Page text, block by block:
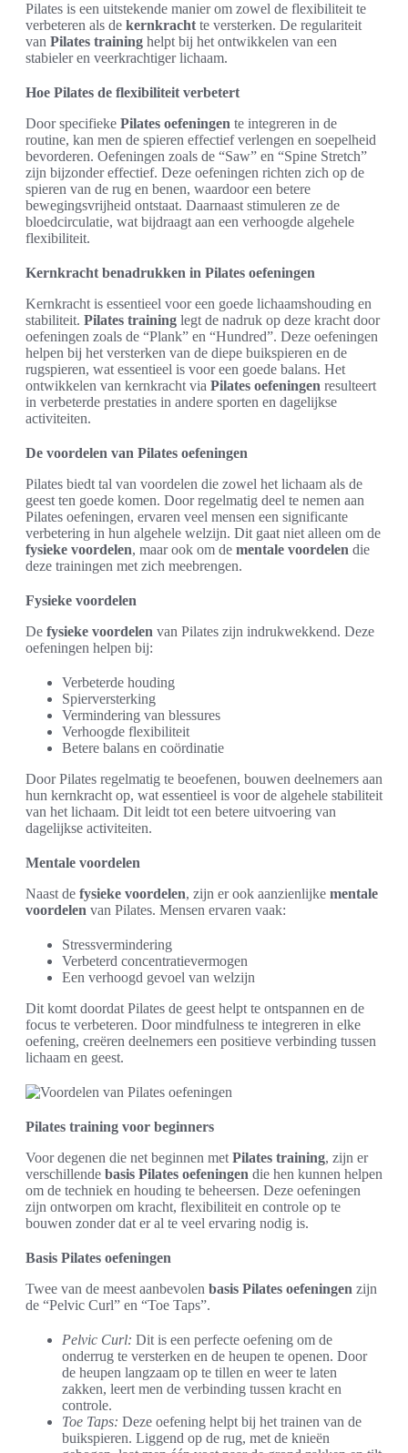
Pilates is een uitstekende manier om zowel de flexibiliteit te
verbeteren als de kernkracht te versterken. De regulariteit
van Pilates training helpt bij het ontwikkelen van een
stabieler en veerkrachtiger lichaam.
Hoe Pilates de flexibiliteit verbetert
Door specifieke Pilates oefeningen te integreren in de
routine, kan men de spieren effectief verlengen en soepelheid
bevorderen. Oefeningen zoals de “Saw” en “Spine Stretch”
zijn bijzonder effectief. Deze oefeningen richten zich op de
spieren van de rug en benen, waardoor een betere
bewegingsvrijheid ontstaat. Daarnaast stimuleren ze de
bloedcirculatie, wat bijdraagt aan een verhoogde algehele
flexibiliteit.
Kernkracht benadrukken in Pilates oefeningen
Kernkracht is essentieel voor een goede lichaamshouding en
stabiliteit. Pilates training legt de nadruk op deze kracht door
oefeningen zoals de “Plank” en “Hundred”. Deze oefeningen
helpen bij het versterken van de diepe buikspieren en de
rugspieren, wat essentieel is voor een goede balans. Het
ontwikkelen van kernkracht via Pilates oefeningen resulteert
in verbeterde prestaties in andere sporten en dagelijkse
activiteiten.
De voordelen van Pilates oefeningen
Pilates biedt tal van voordelen die zowel het lichaam als de
geest ten goede komen. Door regelmatig deel te nemen aan
Pilates oefeningen, ervaren veel mensen een significante
verbetering in hun algehele welzijn. Dit gaat niet alleen om de
fysieke voordelen, maar ook om de mentale voordelen die
deze trainingen met zich meebrengen.
Fysieke voordelen
De fysieke voordelen van Pilates zijn indrukwekkend. Deze
oefeningen helpen bij:
Verbeterde houding
Spierversterking
Vermindering van blessures
Verhoogde flexibiliteit
Betere balans en coördinatie
Door Pilates regelmatig te beoefenen, bouwen deelnemers aan
hun kernkracht op, wat essentieel is voor de algehele stabiliteit
van het lichaam. Dit leidt tot een betere uitvoering van
dagelijkse activiteiten.
Mentale voordelen
Naast de fysieke voordelen, zijn er ook aanzienlijke mentale
voordelen van Pilates. Mensen ervaren vaak:
Stressvermindering
Verbeterd concentratievermogen
Een verhoogd gevoel van welzijn
Dit komt doordat Pilates de geest helpt te ontspannen en de
focus te verbeteren. Door mindfulness te integreren in elke
oefening, creëren deelnemers een positieve verbinding tussen
lichaam en geest.
Pilates training voor beginners
Voor degenen die net beginnen met Pilates training, zijn er
verschillende basis Pilates oefeningen die hen kunnen helpen
om de techniek en houding te beheersen. Deze oefeningen
zijn ontworpen om kracht, flexibiliteit en controle op te
bouwen zonder dat er al te veel ervaring nodig is.
Basis Pilates oefeningen
Twee van de meest aanbevolen basis Pilates oefeningen zijn
de “Pelvic Curl” en “Toe Taps”.
Pelvic Curl: Dit is een perfecte oefening om de
onderrug te versterken en de heupen te openen. Door
de heupen langzaam op te tillen en weer te laten
zakken, leert men de verbinding tussen kracht en
controle.
Toe Taps: Deze oefening helpt bij het trainen van de
buikspieren. Liggend op de rug, met de knieën